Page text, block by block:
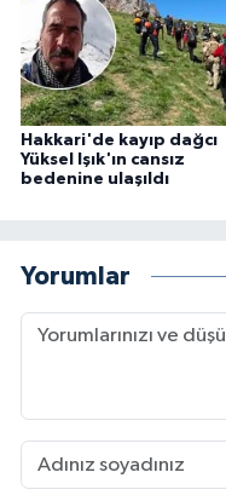
Hakkari'de kayıp dağcı
Yüksel Işık'ın cansız
bedenine ulaşıldı
Yorumlar